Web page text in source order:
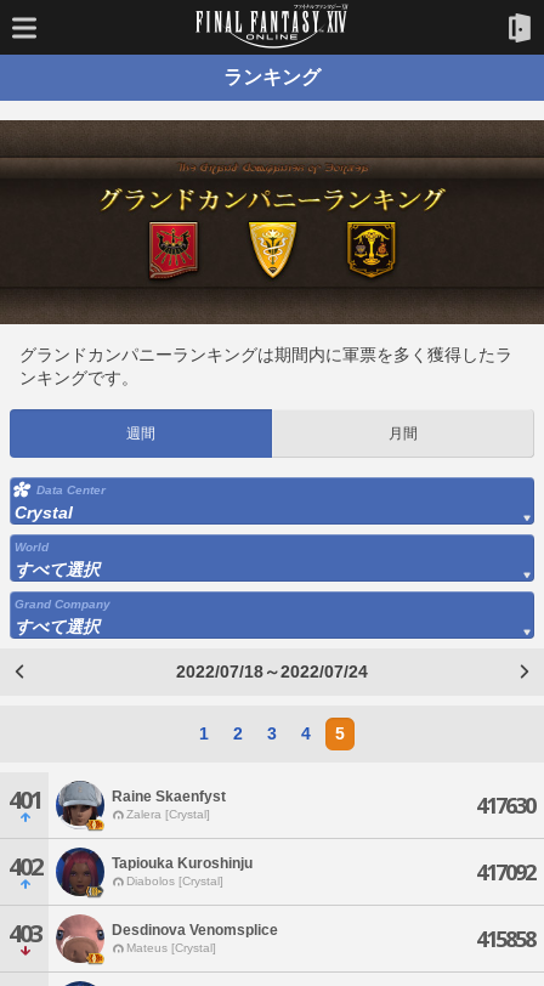
ランキング
グランドカンパニーランキングは期間内に軍票を多く獲得したラ
ンキングです。
週間 月間
Data Center
Crystal
World
すべて選択
Grand Company
すべて選択
2022/07/18～2022/07/24
1 2 3 4 5
401 Raine Skaenfyst
Zalera [Crystal] 417630
402 Tapiouka Kuroshinju
Diabolos [Crystal] 417092
403 Desdinova Venomsplice
Mateus [Crystal] 415858